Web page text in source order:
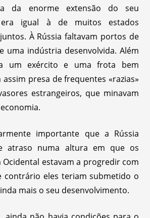
da enorme extensão do seu
igual à de muitos estados
À Rússia faltavam portos de
uma indústria desenvolvida. Além
um exército e uma frota bem
assim presa de frequentes «razias»
estrangeiros, que minavam
importante que a Rússia
atraso numa altura em que os
Ocidental estavam a progredir com
contrário eles teriam submetido o
mais o seu desenvolvimento.